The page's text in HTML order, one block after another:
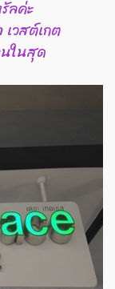
ลค่ะ
วสต์เกต
ในสุด